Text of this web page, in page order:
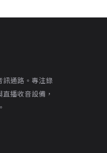
訊通路。專注錄
播收音設備，